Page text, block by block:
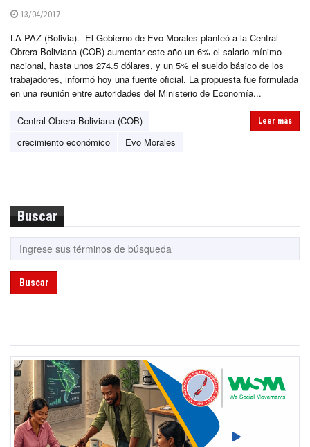
13/04/2017
LA PAZ (Bolivia).- El Gobierno de Evo Morales planteó a la Central
Obrera Boliviana (COB) aumentar este año un 6% el salario mínimo
nacional, hasta unos 274.5 dólares, y un 5% el sueldo básico de los
trabajadores, informó hoy una fuente oficial. La propuesta fue formulada
en una reunión entre autoridades del Ministerio de Economía...
Central Obrera Boliviana (COB)
crecimiento económico
Evo Morales
Leer más
Buscar
Buscar